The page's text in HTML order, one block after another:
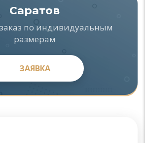
Саратов
по индивидуальным
размерам
ЗАЯВКА
ЗАЯВКА